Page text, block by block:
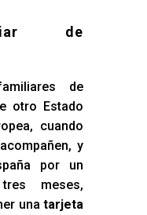
de
de
otro Estado
cuando
y
por un
meses,
unatarjeta